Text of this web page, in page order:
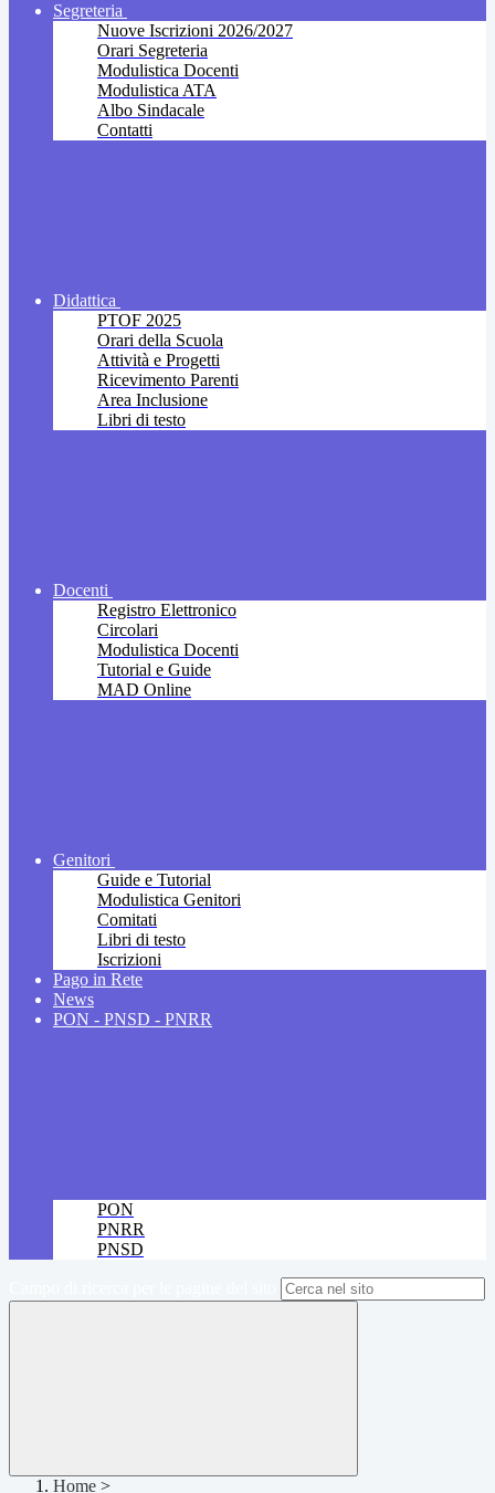
Segreteria
Nuove Iscrizioni 2026/2027
Orari Segreteria
Modulistica Docenti
Modulistica ATA
Albo Sindacale
Contatti
Didattica
PTOF 2025
Orari della Scuola
Attività e Progetti
Ricevimento Parenti
Area Inclusione
Libri di testo
Docenti
Registro Elettronico
Circolari
Modulistica Docenti
Tutorial e Guide
MAD Online
Genitori
Guide e Tutorial
Modulistica Genitori
Comitati
Libri di testo
Iscrizioni
Pago in Rete
News
PON - PNSD - PNRR
PON
PNRR
PNSD
Home >